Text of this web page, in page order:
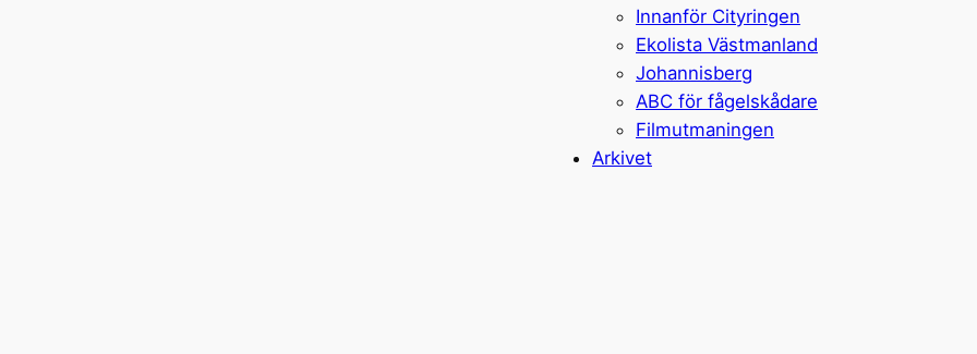
Innanför Cityringen
Ekolista Västmanland
Johannisberg
ABC för fågelskådare
Filmutmaningen
Arkivet